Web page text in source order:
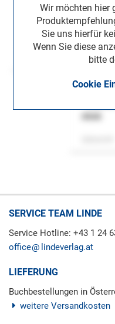
Wir möchten hier
Sie uns hierfür
Wenn Sie diese
bitte
Cookie
SERVICE TEAM LINDE
Service Hotline: +43 1 24
office
lindeverlag.at
LIEFERUNG
Buchbestellungen in
weitere Versandkosten